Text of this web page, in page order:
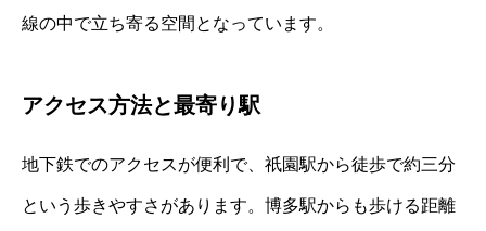
線の中で立ち寄る空間となっています。
アクセス方法と最寄り駅
地下鉄でのアクセスが便利で、祇園駅から徒歩で約三分
という歩きやすさがあります。博多駅からも歩ける距離